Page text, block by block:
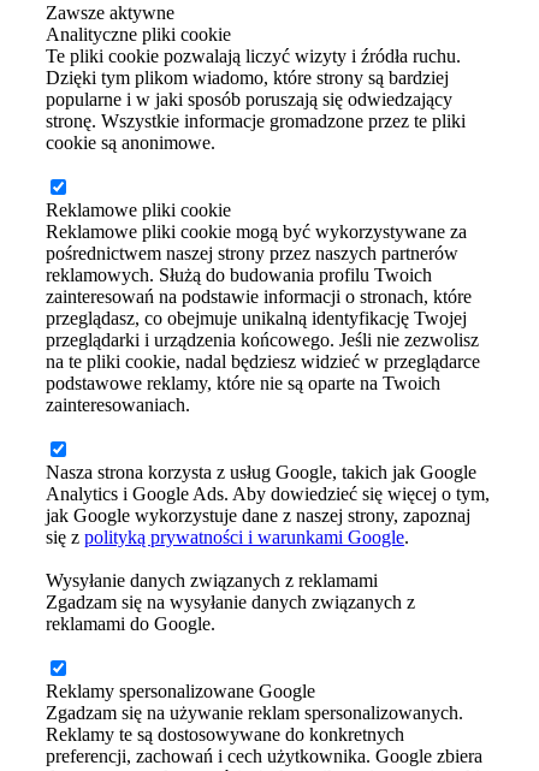
Zawsze aktywne
Analityczne pliki cookie
Te pliki cookie pozwalają liczyć wizyty i źródła ruchu.
Dzięki tym plikom wiadomo, które strony są bardziej
popularne i w jaki sposób poruszają się odwiedzający
stronę. Wszystkie informacje gromadzone przez te pliki
cookie są anonimowe.
Reklamowe pliki cookie
Reklamowe pliki cookie mogą być wykorzystywane za
pośrednictwem naszej strony przez naszych partnerów
reklamowych. Służą do budowania profilu Twoich
zainteresowań na podstawie informacji o stronach, które
przeglądasz, co obejmuje unikalną identyfikację Twojej
przeglądarki i urządzenia końcowego. Jeśli nie zezwolisz
na te pliki cookie, nadal będziesz widzieć w przeglądarce
podstawowe reklamy, które nie są oparte na Twoich
zainteresowaniach.
Nasza strona korzysta z usług Google, takich jak Google
Analytics i Google Ads. Aby dowiedzieć się więcej o tym,
jak Google wykorzystuje dane z naszej strony, zapoznaj
się z polityką prywatności i warunkami Google.
Wysyłanie danych związanych z reklamami
Zgadzam się na wysyłanie danych związanych z
reklamami do Google.
Reklamy spersonalizowane Google
Zgadzam się na używanie reklam spersonalizowanych.
Reklamy te są dostosowywane do konkretnych
preferencji, zachowań i cech użytkownika. Google zbiera